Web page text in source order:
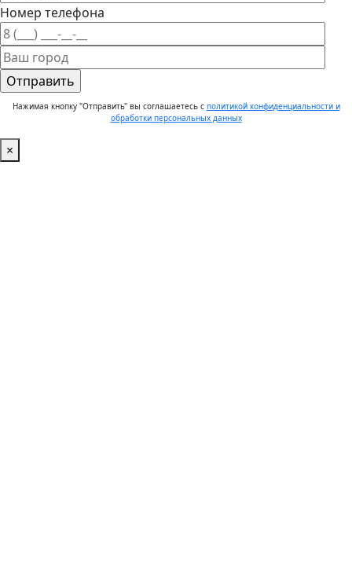
Номер телефона
Нажимая кнопку "Отправить" вы соглашаетесь с политикой конфиденциальности и
обработки персональных данных
×